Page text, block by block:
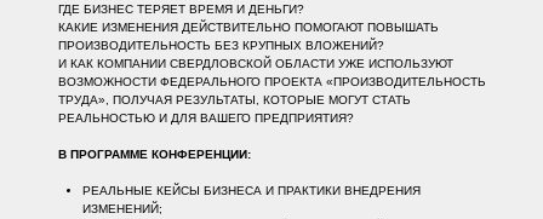
ГДЕ БИЗНЕС ТЕРЯЕТ ВРЕМЯ И ДЕНЬГИ?
КАКИЕ ИЗМЕНЕНИЯ ДЕЙСТВИТЕЛЬНО ПОМОГАЮТ ПОВЫШАТЬ
ПРОИЗВОДИТЕЛЬНОСТЬ БЕЗ КРУПНЫХ ВЛОЖЕНИЙ?
И КАК КОМПАНИИ СВЕРДЛОВСКОЙ ОБЛАСТИ УЖЕ ИСПОЛЬЗУЮТ
ВОЗМОЖНОСТИ ФЕДЕРАЛЬНОГО ПРОЕКТА «ПРОИЗВОДИТЕЛЬНОСТЬ
ТРУДА», ПОЛУЧАЯ РЕЗУЛЬТАТЫ, КОТОРЫЕ МОГУТ СТАТЬ
РЕАЛЬНОСТЬЮ И ДЛЯ ВАШЕГО ПРЕДПРИЯТИЯ?
В ПРОГРАММЕ КОНФЕРЕНЦИИ:
РЕАЛЬНЫЕ КЕЙСЫ БИЗНЕСА И ПРАКТИКИ ВНЕДРЕНИЯ
ИЗМЕНЕНИЙ;